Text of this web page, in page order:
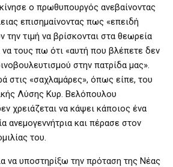
ο πρωθυπουργός ανεβαίνοντας
επισημαίνοντας πως «επειδή
την τιμή να βρίσκονται στα θεωρεία
να τους πω ότι «αυτή που βλέπετε δεν
στην πατρίδα μας».
στις «σαχλαμάρες», όπως είπε, του
Λύσης Κυρ. Βελόπουλου
χρειάζεται να κάψει κάποιος ένα
ανεμογεννήτρια και πέρασε στον
του.
να υποστηρίξω την πρόταση της Νέας